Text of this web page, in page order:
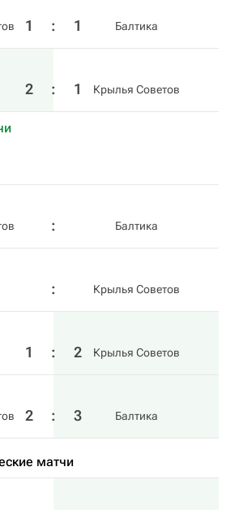
1 : 1 Балтика
2 : 1 Крылья Советов
Балтика
Крылья Советов
1 : 2 Крылья Советов
2 : 3 Балтика
матчи